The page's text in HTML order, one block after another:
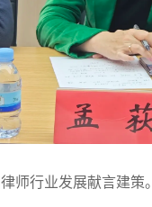
师行业发展献言建策。